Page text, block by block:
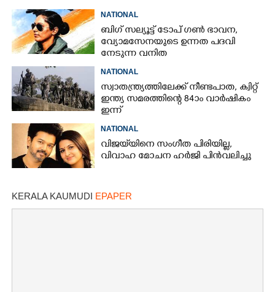
NATIONAL
ബിഗ് സല്യൂട്ട് ടോപ് ഗൺ ഭാവന,​
വ്യോമസേനയുടെ ഉന്നത പദവി
നേടുന്ന വനിത
NATIONAL
സ്വാതന്ത്ര്യത്തിലേക്ക് നീണ്ടപാത, ക്വിറ്റ്
ഇന്ത്യ സമരത്തിന്റെ 84ാം വാർഷികം
ഇന്ന്
NATIONAL
വിജയ്‌യിനെ സംഗീത പിരിയില്ല,
വിവാഹ മോചന ഹർജി പിൻവലിച്ചു
KERALA KAUMUDI EPAPER